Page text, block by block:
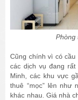
Phòng
Cũng chính vì có
các dịch vụ đang
Minh, các khu vực
thuê “mọc” lên như
khác nhau. Giá nhà